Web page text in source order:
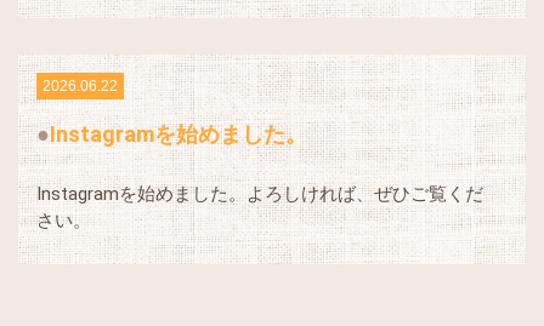
2026.06.22
Instagramを始めました。
Instagramを始めました。よろしければ、ぜひご覧くだ
さい。